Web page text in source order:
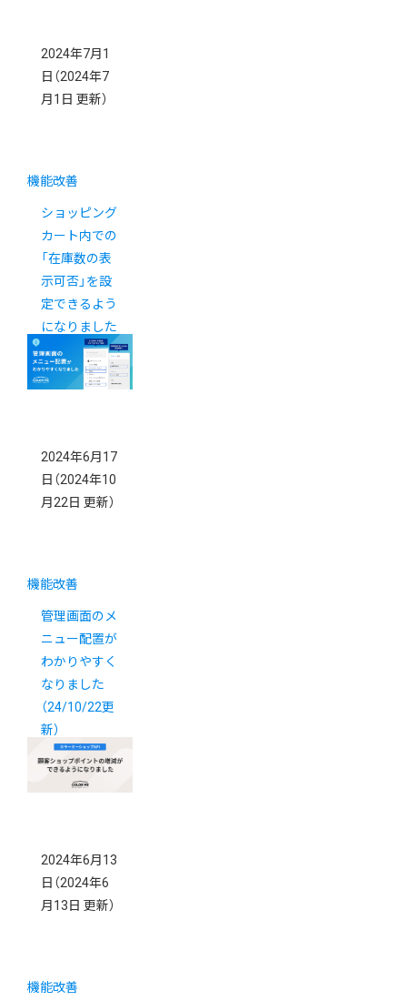
2024年7月1
日 （2024年7
月1日 更新）
機能改善
ショッピング
カート内での
「在庫数の表
示可否」を設
定できるよう
になりました
2024年6月17
日 （2024年10
月22日 更新）
機能改善
管理画面のメ
ニュー配置が
わかりやすく
なりました
（24/10/22更
新）
2024年6月13
日 （2024年6
月13日 更新）
機能改善